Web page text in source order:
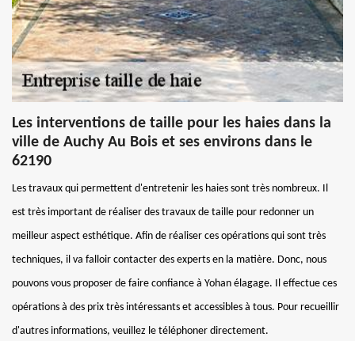
Les interventions de taille pour les haies dans la
ville de Auchy Au Bois et ses environs dans le
62190
Les travaux qui permettent d'entretenir les haies sont très nombreux. Il
est très important de réaliser des travaux de taille pour redonner un
meilleur aspect esthétique. Afin de réaliser ces opérations qui sont très
techniques, il va falloir contacter des experts en la matière. Donc, nous
pouvons vous proposer de faire confiance à Yohan élagage. Il effectue ces
opérations à des prix très intéressants et accessibles à tous. Pour recueillir
d'autres informations, veuillez le téléphoner directement.